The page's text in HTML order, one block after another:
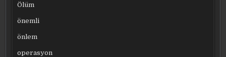
Ölüm
önemli
önlem
operasyon